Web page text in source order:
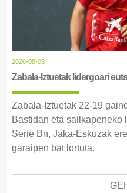
2026-08-09
Zabala-Iztuetak lidergoari
Zabala-Iztuetak 22-19
Bastidan eta sailkapeneko
Serie Bn, Jaka-Eskuzak
garaipen bat lortuta.